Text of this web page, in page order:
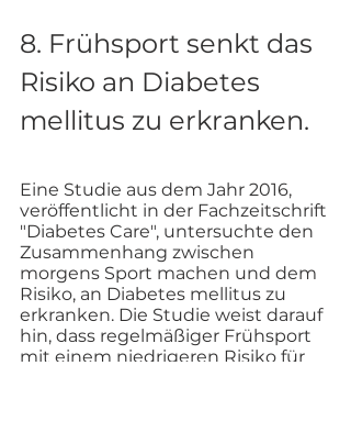
8. Frühsport senkt das
Risiko an Diabetes
mellitus zu erkranken.
Eine Studie aus dem Jahr 2016,
veröffentlicht in der Fachzeitschrift
"Diabetes Care", untersuchte den
Zusammenhang zwischen
morgens Sport machen und dem
Risiko, an Diabetes mellitus zu
erkranken. Die Studie weist darauf
hin, dass regelmäßiger Frühsport
mit einem niedrigeren Risiko für